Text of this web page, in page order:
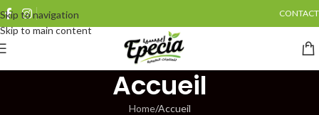
Skip to navigation
Skip to main content
CONTACT
Accueil
Home Accueil